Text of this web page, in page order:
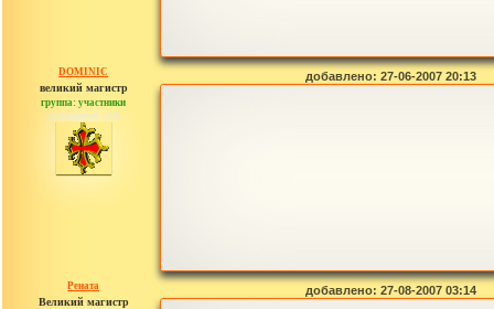
DOMINIC
великий магистр
группа: участники
сообщений: 560
добавлено: 27-06-2007 20:13
Рената
Великий магистр
добавлено: 27-08-2007 03:14